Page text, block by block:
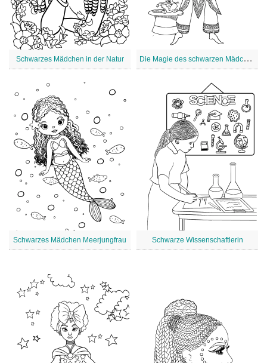
Schwarzes Mädchen in der Natur D
ie Magie des schwarzen Mädchens
Schwarzes Mädchen Meerjungfrau Schwarze Wissenschaftlerin